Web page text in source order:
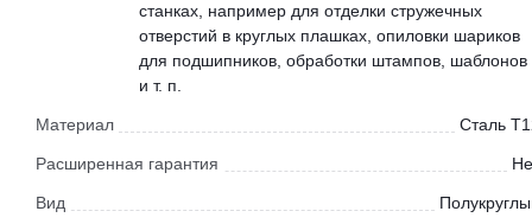
станках, например для отделки стружечных
отверстий в круглых плашках, опиловки шариков
для подшипников, обработки штампов, шаблонов
и т. п.
Материал Сталь
Расширенная гарантия
Вид